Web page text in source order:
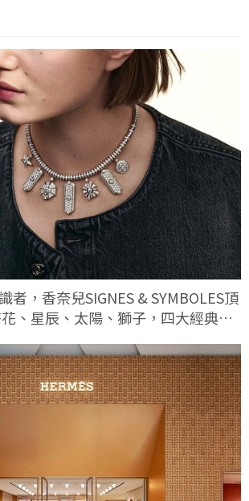
者，香奈兒SIGNES & SYMBOLES頂
、星辰、太陽、獅子，四大經典符